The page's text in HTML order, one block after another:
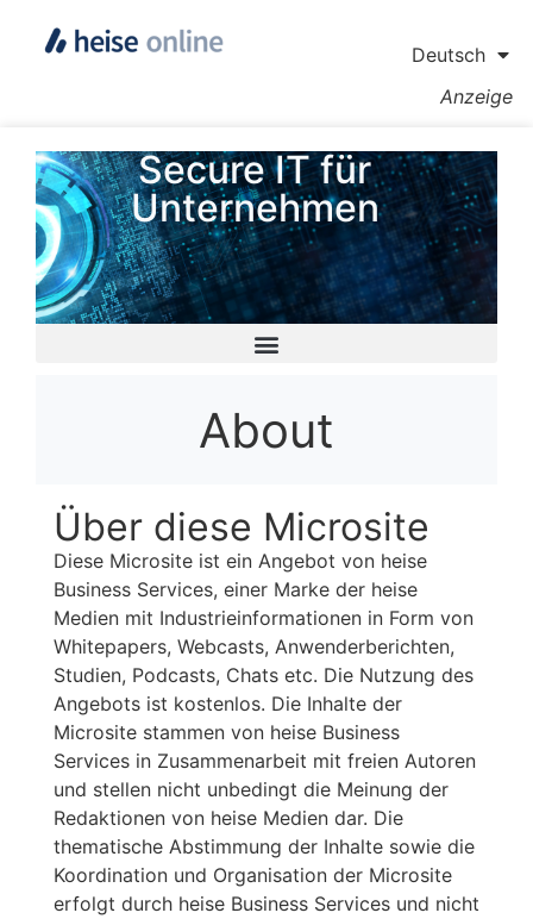
Deutsch
Anzeige
Secure IT für
Unternehmen
About
Über diese Microsite
Diese Microsite ist ein Angebot von heise
Business Services, einer Marke der heise
Medien mit Industrieinformationen in Form von
Whitepapers, Webcasts, Anwenderberichten,
Studien, Podcasts, Chats etc. Die Nutzung des
Angebots ist kostenlos. Die Inhalte der
Microsite stammen von heise Business
Services in Zusammenarbeit mit freien Autoren
und stellen nicht unbedingt die Meinung der
Redaktionen von heise Medien dar. Die
thematische Abstimmung der Inhalte sowie die
Koordination und Organisation der Microsite
erfolgt durch heise Business Services und nicht